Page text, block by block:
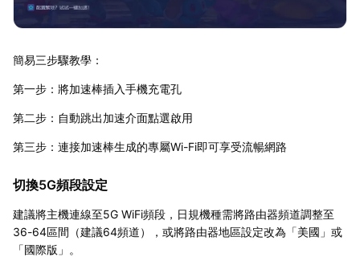
簡易三步驟教學：
第一步：將加速棒插入手機充電孔
第二步：自動跳出加速介面點選啟用
第三步：連接加速棒生成的專屬Wi-Fi即可享受流暢網路
切換5G頻段設定
建議將主機連線至5G WiFi頻段，日規機種需將路由器頻道調整至
36-64區間（建議64頻道），或將路由器地區設定改為「美國」或
「國際版」。